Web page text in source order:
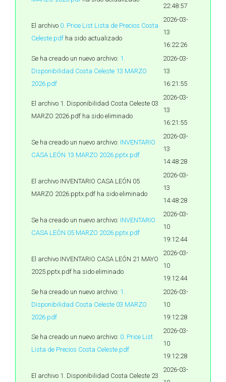
22:48:57
El archivo 0. Price List Lista de Precios Costa
Celeste.pdf ha sido actualizado
2026-03-
13
16:22:26
Se ha creado un nuevo archivo: 1.
Disponibilidad Costa Celeste 13 MARZO
2026.pdf
2026-03-
13
16:21:55
El archivo 1. Disponibilidad Costa Celeste 03
MARZO 2026.pdf ha sido eliminado
2026-03-
13
16:21:55
Se ha creado un nuevo archivo: INVENTARIO
CASA LEÓN 13 MARZO 2026.pptx.pdf
2026-03-
13
14:48:28
El archivo INVENTARIO CASA LEÓN 05
MARZO 2026.pptx.pdf ha sido eliminado
2026-03-
13
14:48:28
Se ha creado un nuevo archivo: INVENTARIO
CASA LEÓN 05 MARZO 2026.pptx.pdf
2026-03-
10
19:12:44
El archivo INVENTARIO CASA LEÓN 21 MAYO
2025.pptx.pdf ha sido eliminado
2026-03-
10
19:12:44
Se ha creado un nuevo archivo: 1.
Disponibilidad Costa Celeste 03 MARZO
2026.pdf
2026-03-
10
19:12:28
Se ha creado un nuevo archivo: 0. Price List
Lista de Precios Costa Celeste.pdf
2026-03-
10
19:12:28
El archivo 1. Disponibilidad Costa Celeste 23
2026-03-